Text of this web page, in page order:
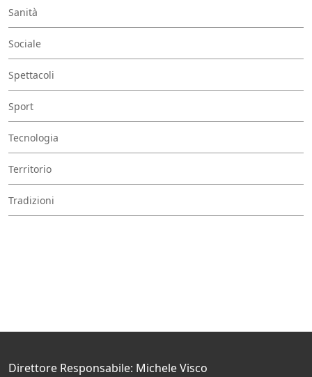
Sanità
Sociale
Spettacoli
Sport
Tecnologia
Territorio
Tradizioni
Direttore Responsabile: Michele Visco